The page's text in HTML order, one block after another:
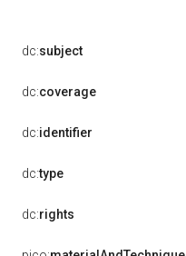
dc:subject
dc:coverage
dc:identifier
dc:type
dc:rights